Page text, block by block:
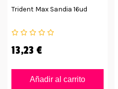
Trident Max Sandia 16ud
13,23 €
Añadir al carrito